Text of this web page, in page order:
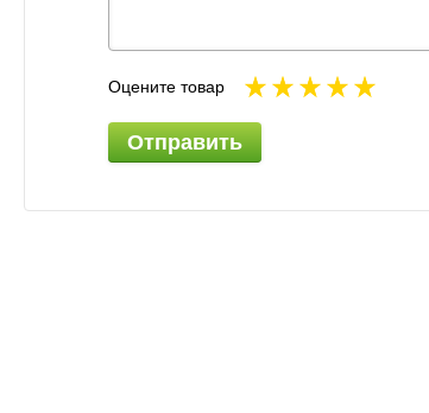
Оцените товар
Отправить